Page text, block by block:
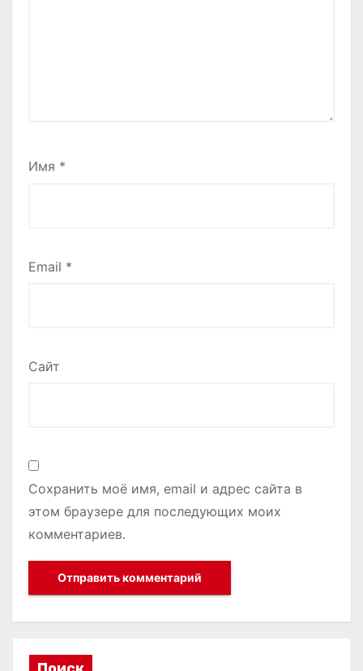
Имя *
Email *
Сайт
Сохранить моё имя, email и адрес сайта в
этом браузере для последующих моих
комментариев.